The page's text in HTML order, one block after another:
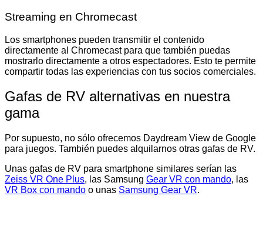
Streaming en Chromecast
Los smartphones pueden transmitir el contenido
directamente al Chromecast para que también puedas
mostrarlo directamente a otros espectadores. Esto te permite
compartir todas las experiencias con tus socios comerciales.
Gafas de RV alternativas en nuestra
gama
Por supuesto, no sólo ofrecemos Daydream View de Google
para juegos. También puedes alquilarnos otras gafas de RV.
Unas gafas de RV para smartphone similares serían las
Zeiss VR One Plus, las Samsung Gear VR con mando, las
VR Box con mando o unas Samsung Gear VR.